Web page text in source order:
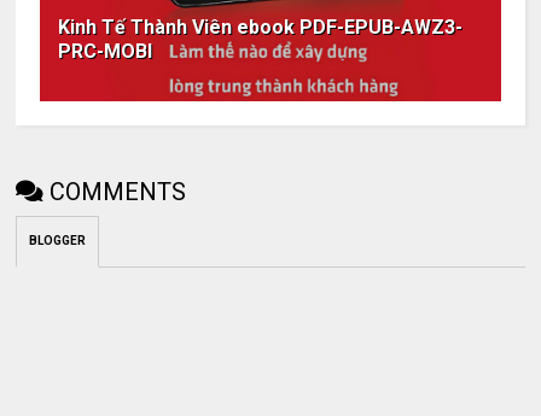
Kinh Tế Thành Viên ebook PDF-EPUB-AWZ3-
PRC-MOBI
COMMENTS
BLOGGER